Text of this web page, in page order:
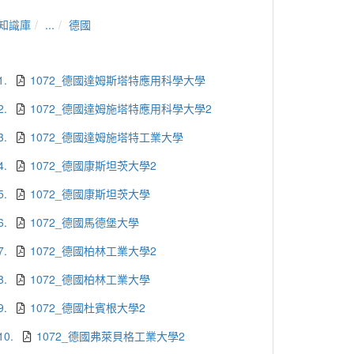
識庫 ... 德國
1072_德國達姆斯塔特應用科學大學
1072_德國達姆施塔特應用科學大學2
1072_德國達姆施塔特工業大學
1072_德國康斯坦茨大學2
1072_德國康斯坦茨大學
1072_德國馬德堡大學
1072_德國柏林工業大學2
1072_德國柏林工業大學
1072_德國杜賓根大學2
1072_德國弗萊貝格工業大學2